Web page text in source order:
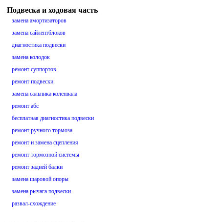
Подвеска и ходовая часть
замена амортизаторов
замена сайлентблоков
диагностика подвески
замена колодок
ремонт суппортов
ремонт подвески
замена сальника коленвала
ремонт абс
бесплатная диагностика подвески
ремонт ручного тормоза
ремонт и замена сцепления
ремонт тормозной системы
ремонт задней балки
замена шаровой опоры
замена рычага подвески
развал-схождение